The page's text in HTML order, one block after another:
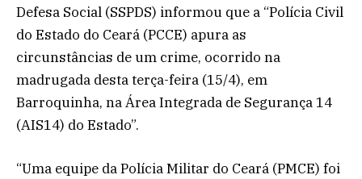
Defesa Social (SSPDS) informou que a “Polícia Civil
do Estado do Ceará (PCCE) apura as
circunstâncias de um crime, ocorrido na
madrugada desta terça-feira (15/4), em
Barroquinha, na Área Integrada de Segurança 14
(AIS14) do Estado”.
“Uma equipe da Polícia Militar do Ceará (PMCE) foi